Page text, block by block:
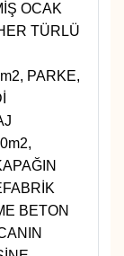
OCAK
TÜRLÜ
PARKE,
BETON